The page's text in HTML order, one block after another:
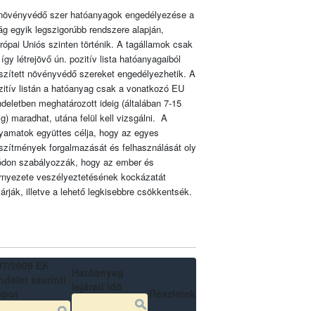
szer hatóanyagok engedélyezése a
egyik legszigorúbb rendszere alapján,
Uniós szinten történik. A tagállamok csak
létrejövő ún. pozitív lista hatóanyagaiból
növényvédő szereket engedélyezhetik. A
listán a hatóanyag csak a vonatkozó EU
meghatározott ideig (általában 7-15
maradhat, utána felül kell vizsgálni. A
együttes célja, hogy az egyes
forgalmazását és felhasználását oly
szabályozzák, hogy az ember és
veszélyeztetésének kockázatát
illetve a lehető legkisebbre csökkentsék.